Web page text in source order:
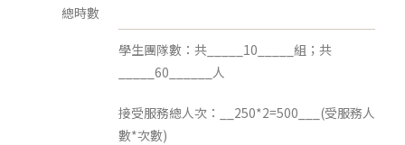
總時數
學生團隊數：共_____10_____組；共
_____60______人
接受服務總人次：__250*2=500___(受服務人
數*次數)